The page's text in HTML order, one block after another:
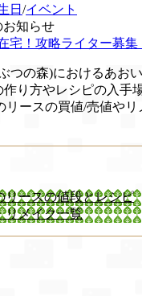
日 /イベント
お知らせ
宅！攻略ライター募集
つの森)におけるあお
り方やレシピの入手
リースの買値/売値やリ
リースの値段とレシピ
リメイク一覧